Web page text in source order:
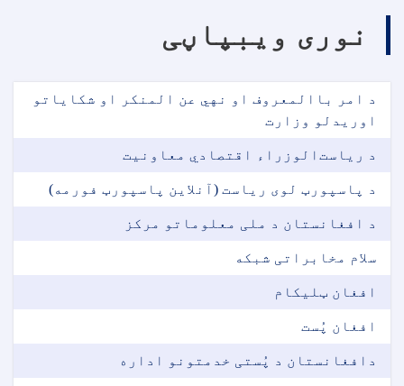
نوری ویبپاڼی
د امر باالمعروف او نهي عن المنکر او شکایاتو
اوریدلو وزارت
د ریاست‌الوزراء اقتصادي معاونیت
د پاسپورټ لوی ریاست (آنلاین پاسپورټ فورمه)
د افغانستان د ملی معلوماتو مرکز
سلام مخابراتی شبکه
افغان ټلیکام
افغان پُست
دافغانستان د پُستی خدمتونو اداره